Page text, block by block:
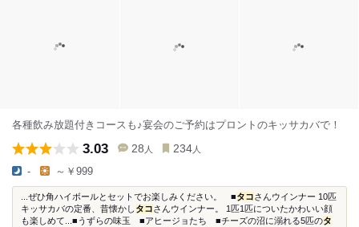
各種飲み放題付きコースも♪宴会のご予約はプロントのキッサカバで！
3.03 28 人 234 人
- ～￥999
...ぜひ角ハイボールとセットでお楽しみください。 ■タコさんウインナー 10匹
キッサカバの定番、昔懐かし タコさんウインナー。 1匹1匹についたかわいい顔
も楽しめて...■うずらの味玉 ■アヒージョたち ■チーズの沼に溺れる5匹のタ